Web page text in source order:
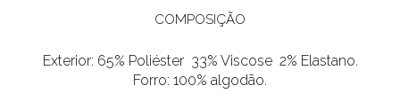
COMPOSIÇÃO
Exterior: 65% Poliéster 33% Viscose 2% Elastano.
Forro: 100% algodão.